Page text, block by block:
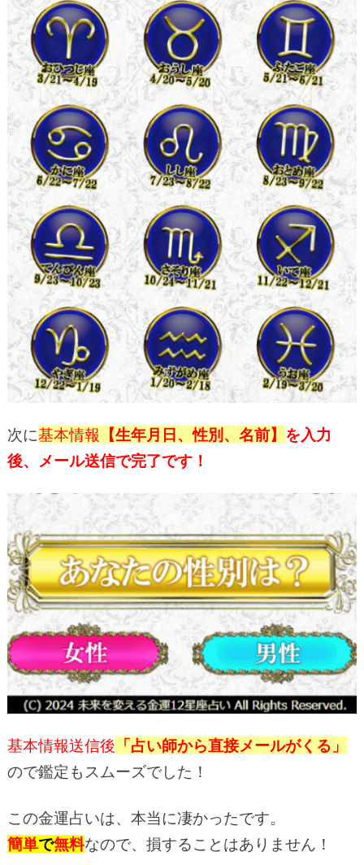
次に基本情報 【生年月日、性別、名前】 を入力
後、メール送信で完了です！
基本情報送信後 「占い師から直接メールがくる」
ので鑑定もスムーズでした！
この金運占いは、本当に凄かったです。
簡単で無料なので、損することはありません！